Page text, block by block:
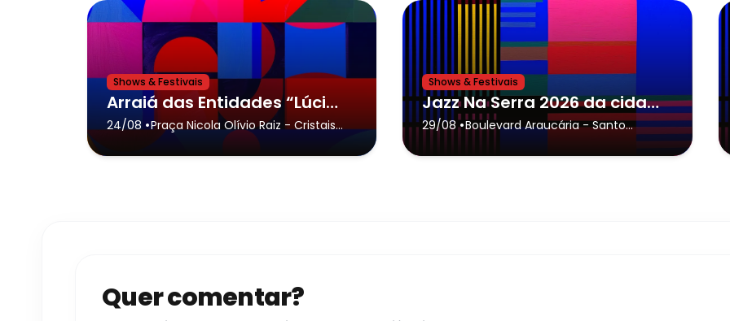
Shows & Festivais
Arraiá das Entidades “Lúcia Aparecida Gomes” da cidade de Cristais Paulista,Banda Relo-Rolo
24/08 •Praça Nicola Olívio Raiz - Cristais
Shows & Festivais
Jazz Na Serra 2026 da cidade de Santo Antônio do Pinhal,Banda Black Rio
29/08 •Boulevard Araucária- Santo
Quer comentar?